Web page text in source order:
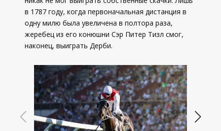
в 1787 году, когда первоначальная дистанция в
одну милю была увеличена в полтора раза,
жеребец из его конюшни Сэр Питер Тизл смог,
наконец, выиграть Дерби.